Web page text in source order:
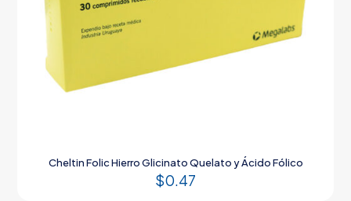
Cheltin Folic Hierro Glicinato Quelato y Ácido Fólico
$0.47